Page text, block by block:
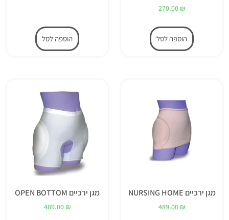
270.00 ₪
הוספה לסל הוספה לסל
מגן ירכיים NURSING HOME
489.00 ₪
מגן ירכיים OPEN BOTTOM
489.00 ₪